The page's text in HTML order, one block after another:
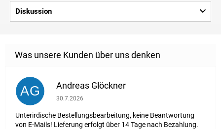
Diskussion
AG Andreas Glöckner
Die Shop-Bewertung beträgt 1 von 5 Sternen.
30.7.2026
Unterirdische Bestellungsbearbeitung, keine Beantwortung
von E-Mails! Lieferung erfolgt über 14 Tage nach Bezahlung.